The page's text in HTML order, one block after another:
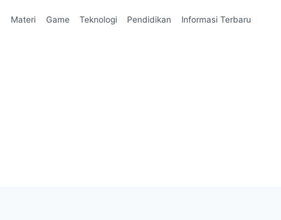
Materi Game Teknologi Pendidikan Informasi Terbaru